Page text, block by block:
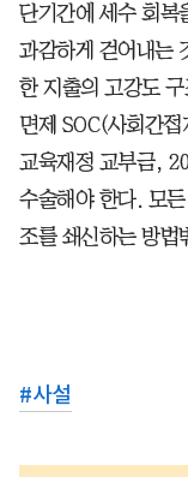
단기간에 세수 회복
과감하게 걷어내는
한 지출의 고강도
면제 SOC(사회간
교육재정 교부금,
수술해야 한다. 모
조를 쇄신하는 방법
#사설